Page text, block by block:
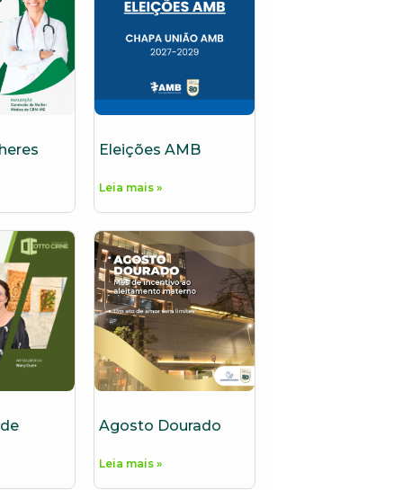
Eleições AMB
Leia mais »
Agosto Dourado
Leia mais »